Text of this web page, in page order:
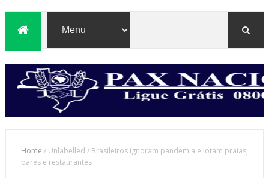
Home /Unlabelled / Brasileiros ignoram pandemia e lotam praias,
bares e restaurantes